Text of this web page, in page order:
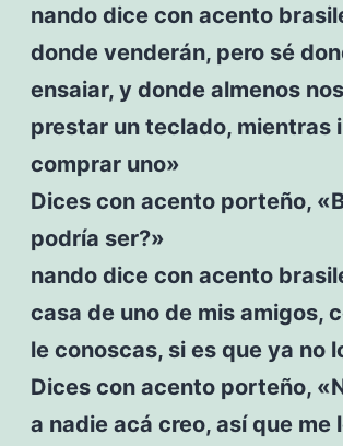
nando dice con acento
donde venderán, pero sé
ensaiar, y donde almenos
prestar un teclado, mientras
comprar uno»
Dices con acento porteño,
podría ser?»
nando dice con acento
casa de uno de mis amigos,
le conoscas, si es que ya no
Dices con acento porteño,
a nadie acá creo, así que me